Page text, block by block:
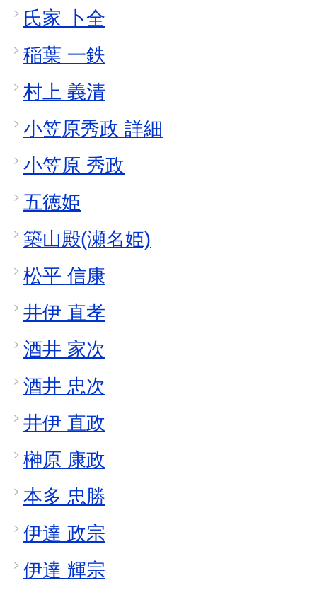
氏家 卜全
稲葉 一鉄
村上 義清
小笠原秀政 詳細
小笠原 秀政
五徳姫
築山殿(瀬名姫)
松平 信康
井伊 直孝
酒井 家次
酒井 忠次
井伊 直政
榊原 康政
本多 忠勝
伊達 政宗
伊達 輝宗